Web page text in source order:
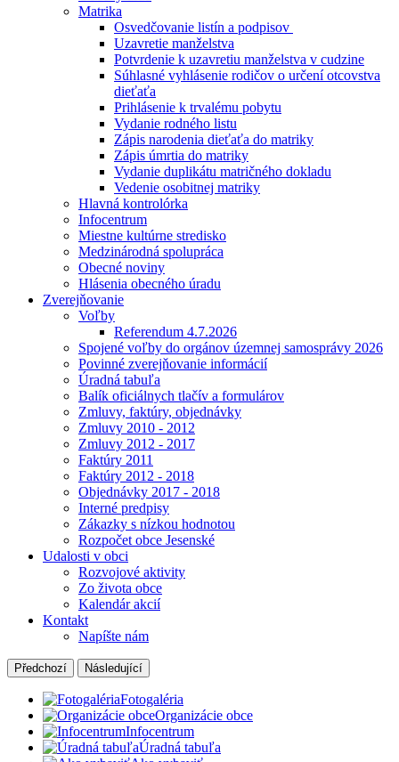
Matrika
Osvedčovanie listín a podpisov
Uzavretie manželstva
Potvrdenie k uzavretiu manželstva v cudzine
Súhlasné vyhlásenie rodičov o určení otcovstva
dieťaťa
Prihlásenie k trvalému pobytu
Vydanie rodného listu
Zápis narodenia dieťaťa do matriky
Zápis úmrtia do matriky
Vydanie duplikátu matričného dokladu
Vedenie osobitnej matriky
Hlavná kontrolórka
Infocentrum
Miestne kultúrne stredisko
Medzinárodná spolupráca
Obecné noviny
Hlásenia obecného úradu
Zverejňovanie
Voľby
Referendum 4.7.2026
Spojené voľby do orgánov územnej samosprávy 2026
Povinné zverejňovanie informácií
Úradná tabuľa
Balík oficiálnych tlačív a formulárov
Zmluvy, faktúry, objednávky
Zmluvy 2010 - 2012
Zmluvy 2012 - 2017
Faktúry 2011
Faktúry 2012 - 2018
Objednávky 2017 - 2018
Interné predpisy
Zákazky s nízkou hodnotou
Rozpočet obce Jesenské
Udalosti v obci
Rozvojové aktivity
Zo života obce
Kalendár akcií
Kontakt
Napíšte nám
Předchozí Následující
Fotogaléria
Organizácie obce
Infocentrum
Úradná tabuľa